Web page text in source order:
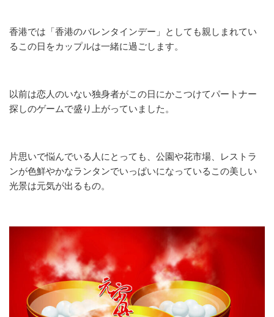
香港では「香港のバレンタインデー」としても親しまれてい
るこの日をカップルは一緒に過ごします。
以前は恋人のいない独身者がこの日にかこつけてパートナー
探しのゲームで盛り上がっていました。
片思いで悩んでいる人にとっても、公園や花市場、レストラ
ンが色鮮やかなランタンでいっぱいになっているこの美しい
光景は元気が出るもの。